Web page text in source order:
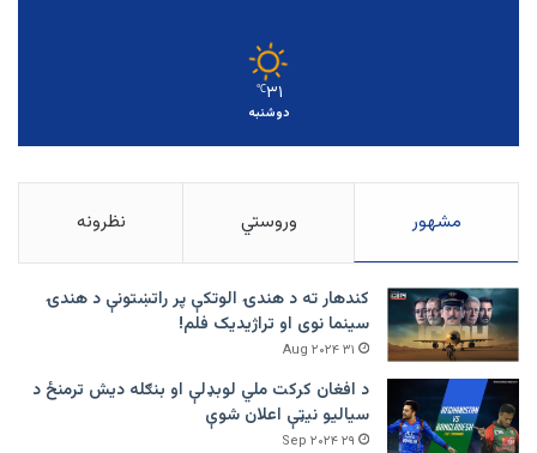
۳۱℃
دوشنبه
مشهور وروستي نظرونه
کندهار ته د هندۍ الوتکې پر راتښتونې د هندۍ
سینما نوی او تراژيديک فلم!
۳۱ Aug ۲۰۲۴
د افغان کرکت ملي لوبډلې او بنګله دیش ترمنځ د
سیالیو نیټې اعلان شوې
۲۹ Sep ۲۰۲۴